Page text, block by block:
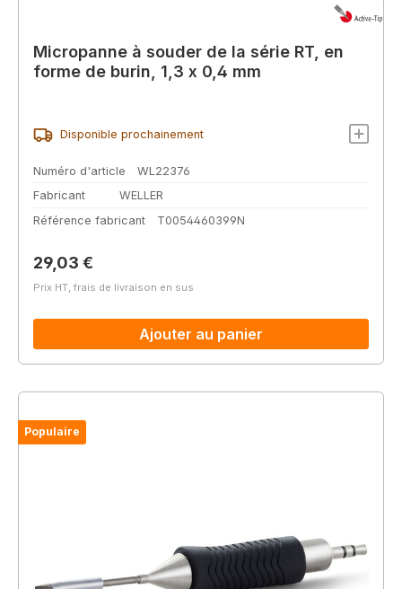
Micropanne à souder de la série RT, en
forme de burin, 1,3 x 0,4 mm
Disponible prochainement
Numéro d'article
WL22376
Fabricant
WELLER
Référence fabricant
T0054460399N
Prix régulier :
29,03 €
Prix HT, frais de livraison en sus
Ajouter au panier
Populaire